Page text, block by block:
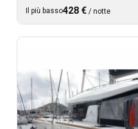
Il più basso428 € / notte